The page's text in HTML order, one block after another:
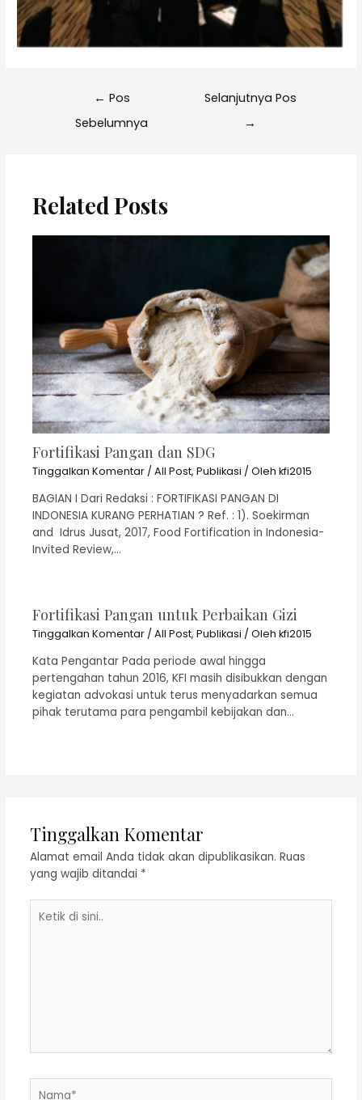
← Pos
Sebelumnya
Selanjutnya Pos
→
Related Posts
Fortifikasi Pangan dan SDG
Tinggalkan Komentar /All Post,Publikasi / Olehkfi2015
BAGIAN I Dari Redaksi : FORTIFIKASI PANGAN DI
INDONESIA KURANG PERHATIAN ? Ref. : 1). Soekirman
and Idrus Jusat, 2017, Food Fortification in Indonesia-
Invited Review,…
Fortifikasi Pangan untuk Perbaikan Gizi
Tinggalkan Komentar /All Post,Publikasi / Olehkfi2015
Kata Pengantar Pada periode awal hingga
pertengahan tahun 2016, KFI masih disibukkan dengan
kegiatan advokasi untuk terus menyadarkan semua
pihak terutama para pengambil kebijakan dan…
Tinggalkan Komentar
Alamat email Anda tidak akan dipublikasikan. Ruas
yang wajib ditandai *